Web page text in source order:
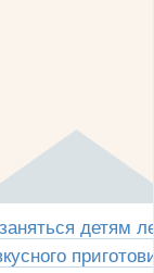
детям